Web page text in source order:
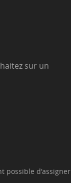
sur un
possible d'assigner